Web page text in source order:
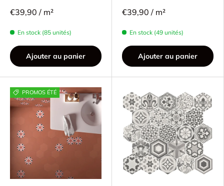
€39,90 / m²
En stock (85 unités)
Ajouter au panier
€39,90 / m²
En stock (49 unités)
Ajouter au panier
PROMOS ÉTÉ